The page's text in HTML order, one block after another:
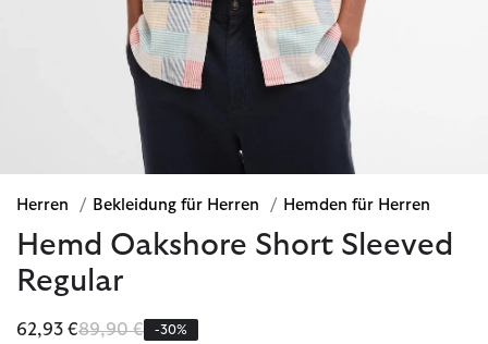
Herren / Bekleidung für Herren / Hemden für Herren
Hemd Oakshore Short Sleeved
Regular
62,93 €Reduziert von
89,90 €bis-30%